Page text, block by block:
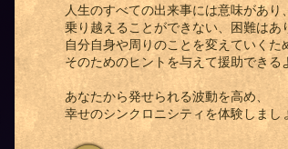
人生のすべての出来事には意味があり
乗り越えることができない、困難はあ
自分自身や周りのことを変えていくた
そのためのヒントを与えて援助できる
あなたから発せられる波動を高め、
幸せのシンクロニシティを体験しまし